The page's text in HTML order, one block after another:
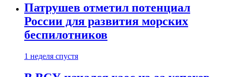
Патрушев отметил потенциал
России для развития морских
беспилотников
1 неделя спустя